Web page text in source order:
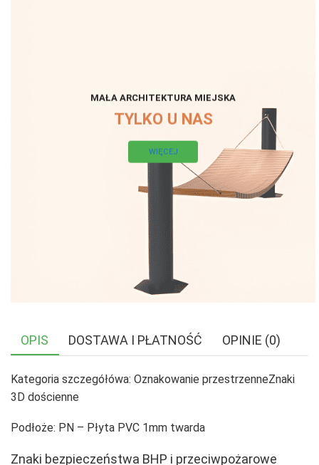
MAŁA ARCHITEKTURA MIEJSKA
TYLKO U NAS
WIĘCEJ
OPIS DOSTAWA I PŁATNOŚĆ OPINIE (0)
Kategoria szczegółówa: Oznakowanie przestrzenneZnaki
3D dościenne
Podłoże: PN – Płyta PVC 1mm twarda
Znaki bezpieczeństwa BHP i przeciwpożarowe